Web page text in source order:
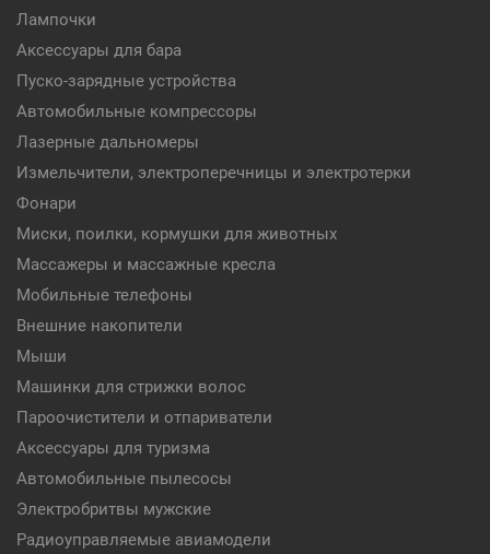
Лампочки
Аксессуары для бара
Пуско-зарядные устройства
Автомобильные компрессоры
Лазерные дальномеры
Измельчители, электроперечницы и электротерки
Фонари
Миски, поилки, кормушки для животных
Массажеры и массажные кресла
Мобильные телефоны
Внешние накопители
Мыши
Машинки для стрижки волос
Пароочистители и отпариватели
Аксессуары для туризма
Автомобильные пылесосы
Электробритвы мужские
Радиоуправляемые авиамодели